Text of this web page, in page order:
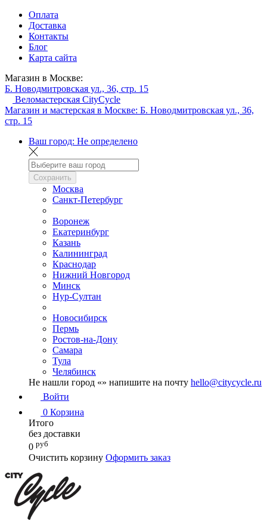
Оплата
Доставка
Контакты
Блог
Карта сайта
Магазин в Москве:
Б. Новодмитровская ул., 36, стр. 15
Веломастерская CityCycle
Магазин и мастерская в Москве: Б. Новодмитровская ул., 36,
стр. 15
Ваш город: Не определено
Сохранить
Москва
Санкт-Петербург
Воронеж
Екатеринбург
Казань
Калининград
Краснодар
Нижний Новгород
Минск
Нур-Султан
Новосибирск
Пермь
Ростов-на-Дону
Самара
Тула
Челябинск
Не нашли город «» напишите на почту hello@citycycle.ru
Войти
0 Корзина
Итого
без доставки
0 руб
Очистить корзину Оформить заказ